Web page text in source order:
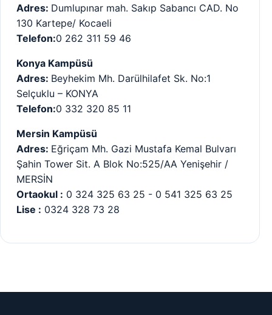
Adres: Dumlupınar mah. Sakıp Sabancı CAD. No
130 Kartepe/ Kocaeli
Telefon:0 262 311 59 46
Konya Kampüsü
Adres: Beyhekim Mh. Darülhilafet Sk. No:1
Selçuklu – KONYA
Telefon:0 332 320 85 11
Mersin Kampüsü
Adres: Eğriçam Mh. Gazi Mustafa Kemal Bulvarı
Şahin Tower Sit. A Blok No:525/AA Yenişehir /
MERSİN
Ortaokul : 0 324 325 63 25 - 0 541 325 63 25
Lise : 0324 328 73 28